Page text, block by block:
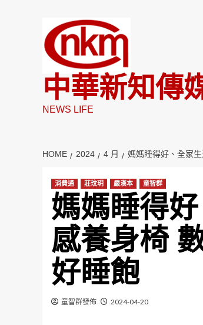
中華新知傳
NEWS LIFE
HOME 2024 4 月 媽媽睡得好、全家
消費通 莊玟玥 嚴漢本 童智群
媽媽睡得
感養身椅
好睡飽
童智群發佈 2024-04-20